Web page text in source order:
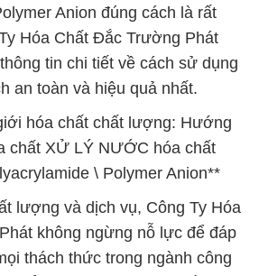
Anion đúng cách là rất
Hóa Chất Đắc Trường Phát
tin chi tiết về cách sử dụng
an toàn và hiệu quả nhất.
hóa chất chất lượng: Hướng
chất XỬ LÝ NƯỚC hóa chất
\ Polymer Anion**
lượng và dịch vụ, Công Ty Hóa
không ngừng nỗ lực để đáp
thách thức trong ngành công